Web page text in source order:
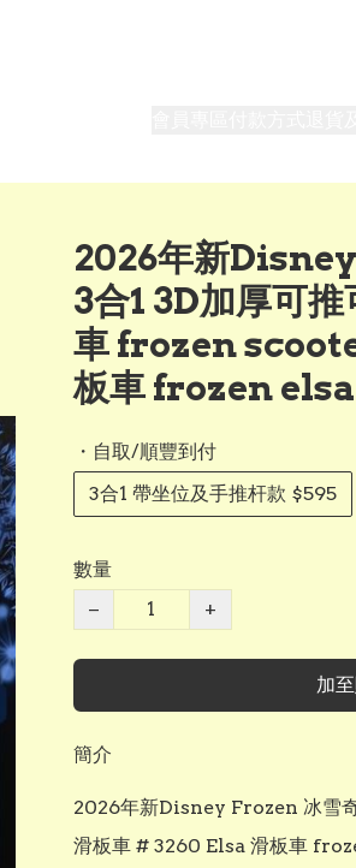
2026年新
3合1 3D加厚可
車 frozen
板車 frozen
・自取/順豐到付
3合1 帶坐位及手推杆款 $595
數量
−
+
加
簡介
2026年新Disney Frozen 冰雪
滑板車 # 3260 Elsa 滑板車